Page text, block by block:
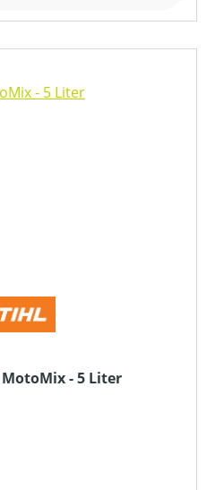
- 5 Liter